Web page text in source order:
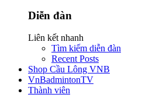
Diễn đàn
Liên kết nhanh
Tìm kiếm diễn đàn
Recent Posts
Shop Cầu Lông VNB
VnBadmintonTV
Thành viên